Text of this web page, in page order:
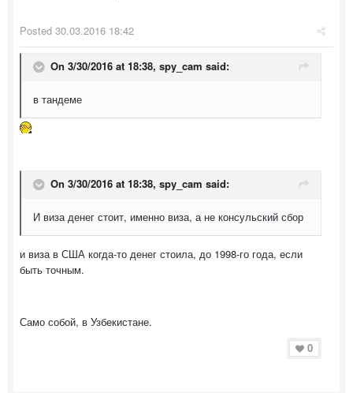
Posted 30.03.2016 18:42
On 3/30/2016 at 18:38, spy_cam said:
в тандеме
On 3/30/2016 at 18:38, spy_cam said:
И виза денег стоит, именно виза, а не консульский сбор
и виза в США когда-то денег стоила, до 1998-го года, если
быть точным.
Само собой, в Узбекистане.
0